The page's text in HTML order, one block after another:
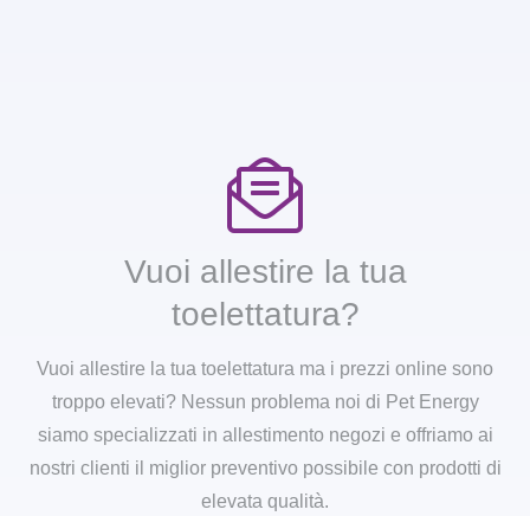
Vuoi allestire la tua
toelettatura?
Vuoi allestire la tua toelettatura ma i prezzi online sono
troppo elevati? Nessun problema noi di Pet Energy
siamo specializzati in allestimento negozi e offriamo ai
nostri clienti il miglior preventivo possibile con prodotti di
elevata qualità.